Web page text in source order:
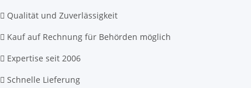
Qualität und Zuverlässigkeit
Kauf auf Rechnung für Behörden möglich
Expertise seit 2006
Schnelle Lieferung